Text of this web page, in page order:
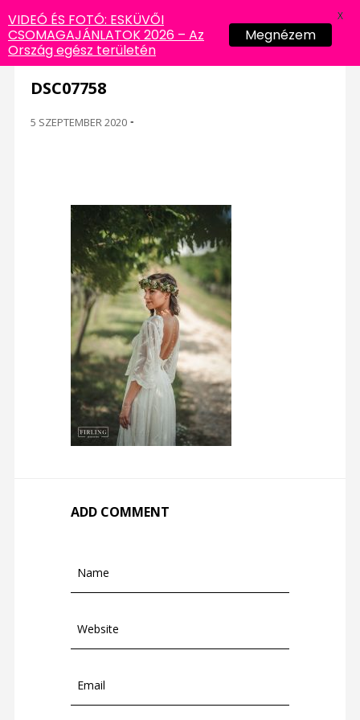
DSC07758
5 SZEPTEMBER 2020 -
ADD COMMENT
VIDEÓ ÉS FOTÓ: ESKÜVŐI
CSOMAGAJÁNLATOK 2026 – Az
Ország egész területén
Megnézem
X